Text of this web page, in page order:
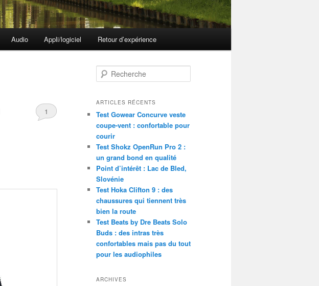
Audio Appli/logiciel Retour d’expérience
1
e
h
r
c
h
e
ARTICLES RÉCENTS
Test Gowear Concurve veste
coupe-vent : confortable pour
courir
Test Shokz OpenRun Pro 2 :
un grand bond en qualité
Point d’intérêt : Lac de Bled,
Slovénie
Test Hoka Clifton 9 : des
chaussures qui tiennent très
bien la route
Test Beats by Dre Beats Solo
Buds : des intras très
confortables mais pas du tout
pour les audiophiles
ARCHIVES